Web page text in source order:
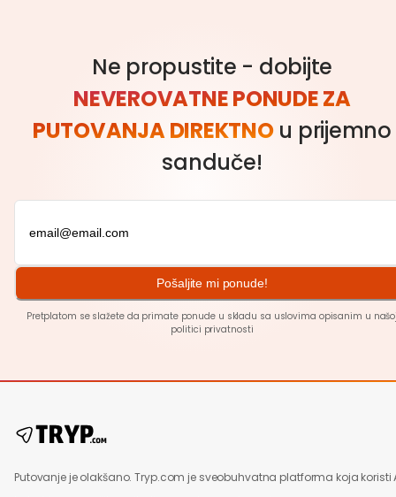
Ne propustite - dobijte
NEVEROVATNE PONUDE ZA
PUTOVANJA DIREKTNOu prijemno
sanduče!
Pošaljite mi ponude!
Pretplatom se slažete da primate ponude u skladu sa uslovima opisanim u
politici privatnosti
Putovanje je olakšano. Tryp.com je sveobuhvatna platforma koja koristi